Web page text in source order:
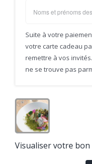
Suite à votre
votre carte cadeau
remettre à vos
ne se trouve pas
Visualiser votre bon